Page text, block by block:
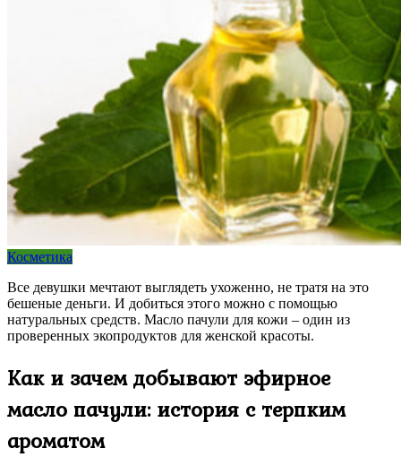
Косметика
Все девушки мечтают выглядеть ухоженно, не тратя на это
бешеные деньги. И добиться этого можно с помощью
натуральных средств. Масло пачули для кожи – один из
проверенных экопродуктов для женской красоты.
Как и зачем добывают эфирное
масло пачули: история с терпким
ароматом